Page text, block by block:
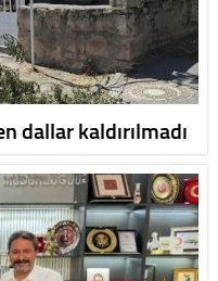
dallar kaldırılmadı